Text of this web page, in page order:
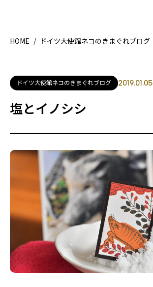
HOME
地域別ガイド
観光ガイド
ライフスタイル
著者一覧
ライター募集
HOME / ドイツ大使館ネコのきまぐれブログ
ドイツ大使館ネコのきまぐれブログ 2019.01.05
塩とイノシシ